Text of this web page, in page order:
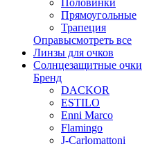
Прямоугольные
Трапеция
Оправысмотреть все
Линзы для очков
Солнцезащитные очки
Бренд
DACKOR
ESTILO
Enni Marco
Flamingo
J-Carlomattoni